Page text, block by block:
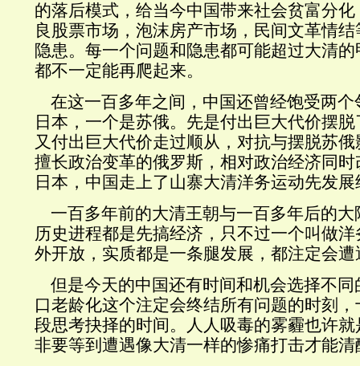
的落后模式，给当今中国带来社会贫富分
良股票市场，泡沫房产市场，民间文革情
隐患。每一个问题和隐患都可能超过大清
都不一定能再爬起来。
在这一百多年之间，中国还曾经饱受两个
日本，一个是苏俄。先是付出巨大代价摆
又付出巨大代价走过顺从，对抗与摆脱苏
擅长政治变革的俄罗斯，相对政治经济同
日本，中国走上了山寨大清洋务运动先发
一百多年前的大清王朝与一百多年后的大
历史进程都是先搞经济，只不过一个叫做
外开放，实质都是一条腿发展，都注定会
但是今天的中国还有时间和机会选择不同
口老龄化这个注定会终结所有问题的时刻
段思考抉择的时间。人人吸毒的雾霾也许
非要等到遭遇像大清一样的惨痛打击才能清